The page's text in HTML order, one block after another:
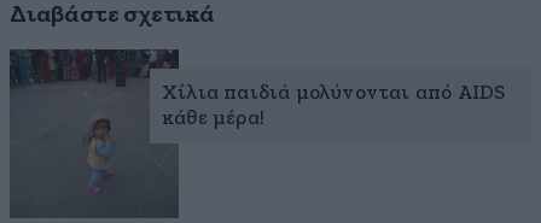
Διαβάστε σχετικά
Χίλια παιδιά μολύνονται από AIDS
κάθε μέρα!